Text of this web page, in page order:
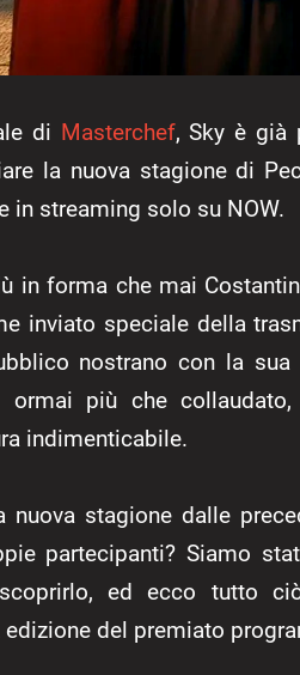
di Masterchef, Sky è già
la nuova stagione di
in streaming solo su NOW.
in forma che mai
inviato speciale della
nostrano con la
più che
indimenticabile.
stagione dalle
partecipanti? Siamo
ed ecco tutto
del premiato